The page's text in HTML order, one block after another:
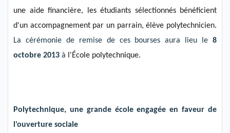
une aide financière,
es étudiants sélectionnés bénéficient
d'un accompagnement par un parrain, élève polytechnicien.
La cérémonie de remise de ces bourses aura lieu le8
octobre 2013 à l'École polytechnique.
Polytechnique, une grande école engagéeen faveur de
l'ouverture sociale